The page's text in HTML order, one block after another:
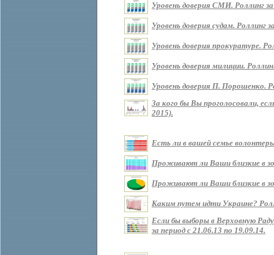
Уровень доверия СМИ. Роллинг
Уровень доверия судам. Роллинг
Уровень доверия прокуратуре.
Уровень доверия милиции.
Уровень доверия П. Порошенко.
За кого бы Вы проголосовали,
2015).
Есть ли в вашей семье
Проживают ли Ваши близкие в
Проживают ли Ваши близкие в
Каким путем идти Украине?
Если бы выборы в Верховную
за период с 21.06.13 по 19.09.14.